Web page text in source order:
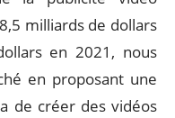
milliards de dollars
en 2021, nous
en proposant une
de créer des vidéos